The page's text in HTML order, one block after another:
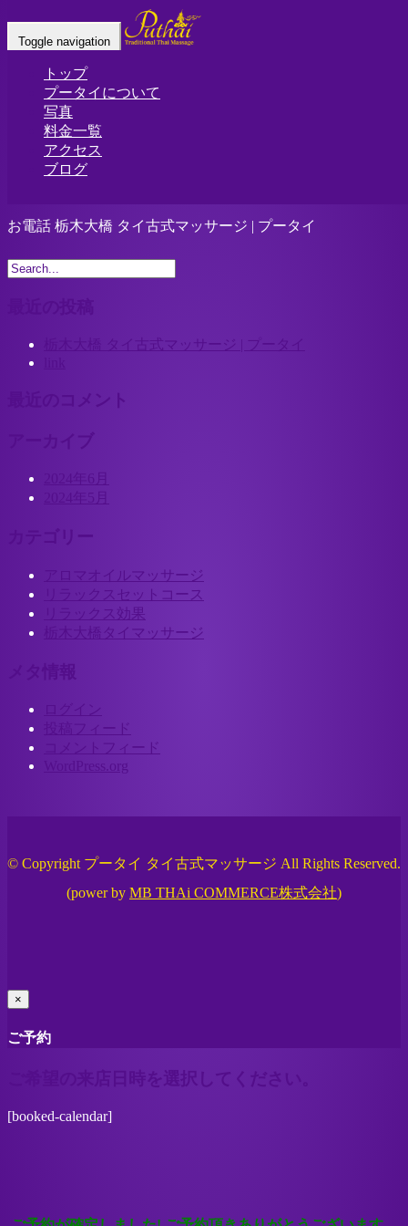
Toggle navigation
トップ
プータイについて
写真
料金一覧
アクセス
ブログ
お電話 栃木大橋 タイ古式マッサージ |
プータイ
--お電話…
お電話 栃木大橋 タイ古式マッサージ | プータイ
栃木大橋 タイ古式マッサージ | プータイ
最近のコメント
アロマオイルマッサージ
リラックスセットコース
リラックス効果
栃木大橋タイマッサージ
ログイン
投稿フィード
コメントフィード
WordPress.org
© Copyright プータイ タイ古式マッサージ All Rights Reserved.
(power by MB THAi COMMERCE株式会社)
×
ご予約
[booked-calendar]